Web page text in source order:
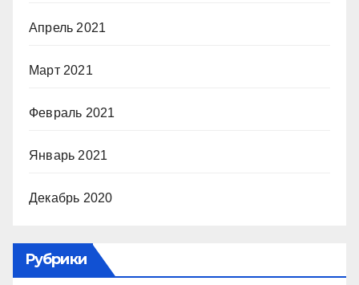
Апрель 2021
Март 2021
Февраль 2021
Январь 2021
Декабрь 2020
Рубрики